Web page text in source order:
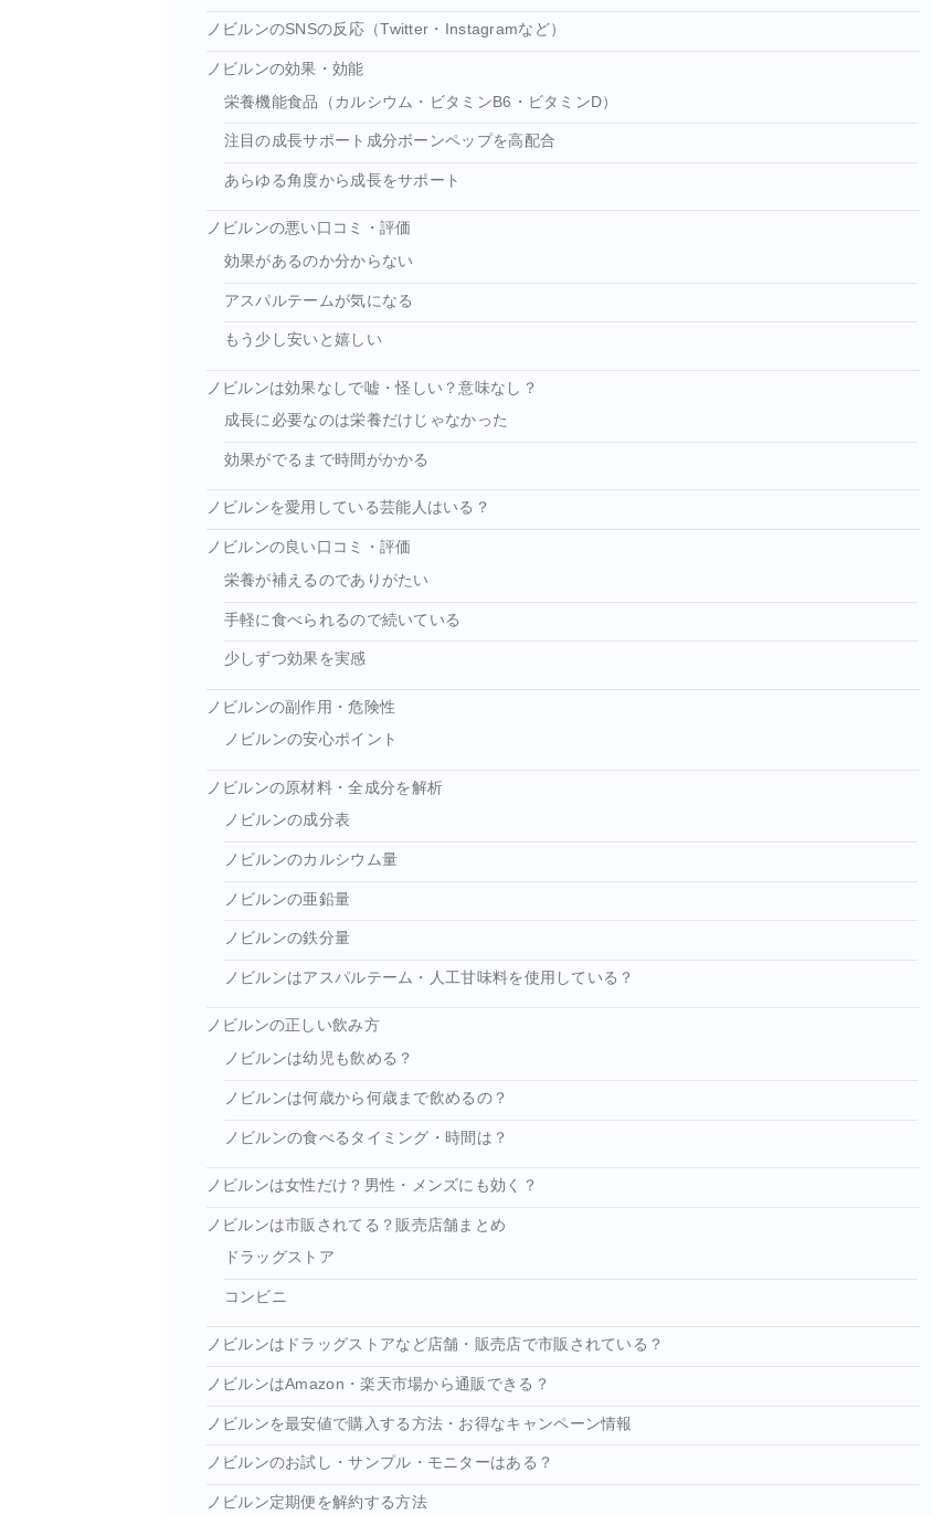
ノビルンのSNSの反応（Twitter・Instagramなど）
ノビルンの効果・効能
栄養機能食品（カルシウム・ビタミンB6・ビタミンD）
注目の成長サポート成分ボーンペップを高配合
あらゆる角度から成長をサポート
ノビルンの悪い口コミ・評価
効果があるのか分からない
アスパルテームが気になる
もう少し安いと嬉しい
ノビルンは効果なしで嘘・怪しい？意味なし？
成長に必要なのは栄養だけじゃなかった
効果がでるまで時間がかかる
ノビルンを愛用している芸能人はいる？
ノビルンの良い口コミ・評価
栄養が補えるのでありがたい
手軽に食べられるので続いている
少しずつ効果を実感
ノビルンの副作用・危険性
ノビルンの安心ポイント
ノビルンの原材料・全成分を解析
ノビルンの成分表
ノビルンのカルシウム量
ノビルンの亜鉛量
ノビルンの鉄分量
ノビルンはアスパルテーム・人工甘味料を使用している？
ノビルンの正しい飲み方
ノビルンは幼児も飲める？
ノビルンは何歳から何歳まで飲めるの？
ノビルンの食べるタイミング・時間は？
ノビルンは女性だけ？男性・メンズにも効く？
ノビルンは市販されてる？販売店舗まとめ
ドラッグストア
コンビニ
ノビルンはドラッグストアなど店舗・販売店で市販されている？
ノビルンはAmazon・楽天市場から通販できる？
ノビルンを最安値で購入する方法・お得なキャンペーン情報
ノビルンのお試し・サンプル・モニターはある？
ノビルン定期便を解約する方法